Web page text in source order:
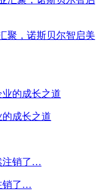
聚，诺斯贝尔智启美
成长之道
销了…